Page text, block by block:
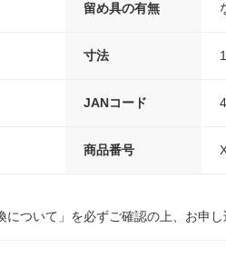
留め具の有無
寸法
JANコード
商品番号
ついて」を必ずご確認の上、お申し